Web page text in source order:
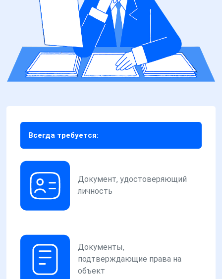
Всегда требуется:
Документ, удостоверяющий
личность
Документы,
подтверждающие права на
объект